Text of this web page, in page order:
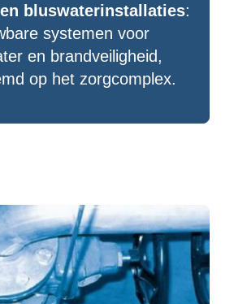
bluswaterinstallaties:
systemen voor
en brandveiligheid,
op het zorgcomplex.